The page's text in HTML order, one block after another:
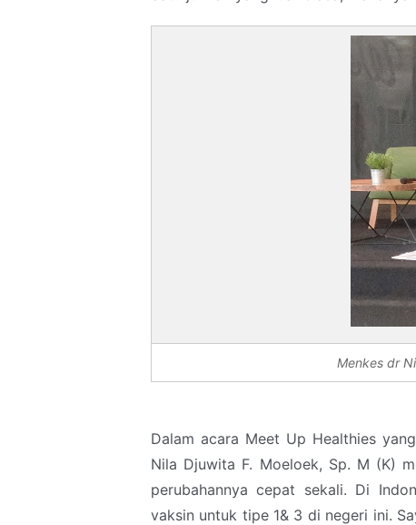
Menkes dr
Dalam acara Meet Up Healthies
Nila Djuwita F. Moeloek, Sp. M (K)
perubahannya cepat sekali. Di
vaksin untuk tipe 1& 3 di negeri ini.